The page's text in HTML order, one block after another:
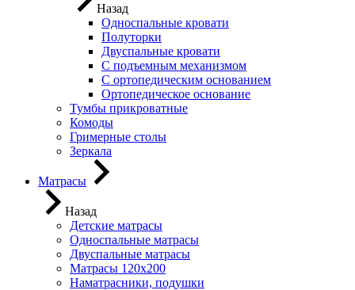
Назад
Односпальные кровати
Полуторки
Двуспальные кровати
С подъемным механизмом
С ортопедическим основанием
Ортопедическое основание
Тумбы прикроватные
Комоды
Гримерные столы
Зеркала
Матрасы
Назад
Детские матрасы
Односпальные матрасы
Двуспальные матрасы
Матрасы 120х200
Наматрасники, подушки